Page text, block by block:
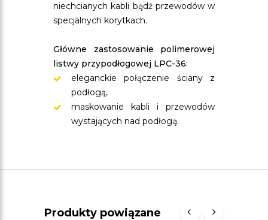
niechcianych kabli bądź przewodów w
specjalnych korytkach.
Główne zastosowanie polimerowej
listwy przypodłogowej LPC-36:
eleganckie połączenie ściany z
podłogą,
maskowanie kabli i przewodów
wystających nad podłogą.
Produkty powiązane